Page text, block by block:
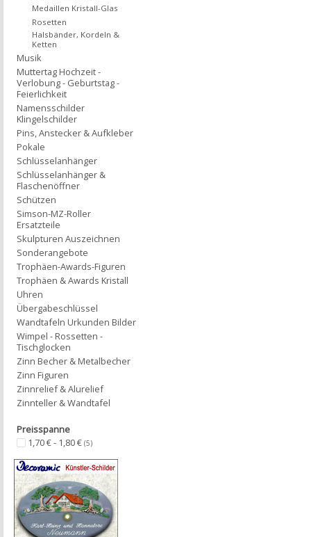
Medaillen Kristall-Glas
Rosetten
Halsbänder, Kordeln &
Ketten
Musik
Muttertag Hochzeit -
Verlobung - Geburtstag -
Feierlichkeit
Namensschilder
Klingelschilder
Pins, Anstecker & Aufkleber
Pokale
Schlüsselanhänger
Schlüsselanhänger &
Flaschenöffner
Schützen
Simson-MZ-Roller
Ersatzteile
Skulpturen Auszeichnen
Sonderangebote
Trophäen-Awards-Figuren
Trophäen & Awards Kristall
Uhren
Übergabeschlüssel
Wandtafeln Urkunden Bilder
Wimpel - Rossetten -
Tischglocken
Zinn Becher & Metalbecher
Zinn Figuren
Zinnrelief & Alurelief
Zinnteller & Wandtafel
Preisspanne
1,70 € - 1,80 € (5)